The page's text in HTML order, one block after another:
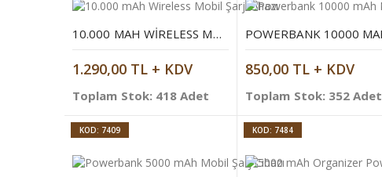
10.000 MAH WIRELESS MOBIL ŞARJ CIHAZI
1.290,00 TL + KDV
Toplam Stok: 418 Adet
850,00 TL + KDV
Toplam Stok: 352 Adet
KOD: 7409 KOD: 7484